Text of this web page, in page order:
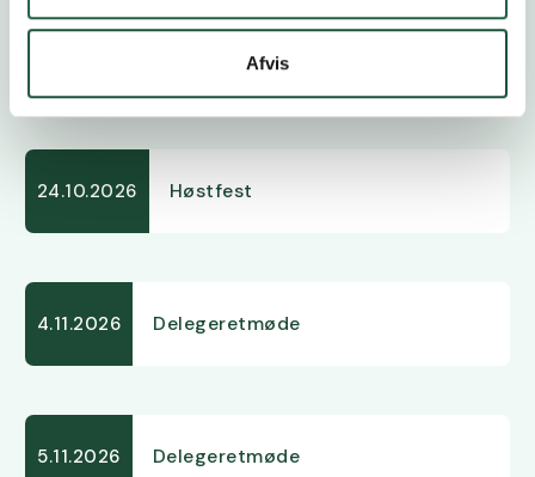
Afvis
Åbent Landbrug
24.10.2026 Høstfest
4.11.2026 Delegeretmøde
5.11.2026 Delegeretmøde